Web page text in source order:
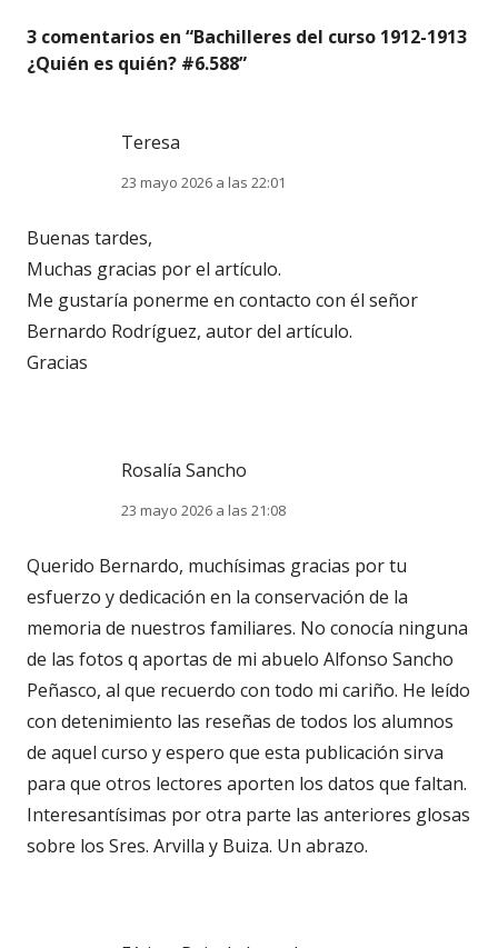
3 comentarios en “Bachilleres del curso 1912-1913
¿Quién es quién? #6.588”
Teresa
23 mayo 2026 a las 22:01
Buenas tardes,
Muchas gracias por el artículo.
Me gustaría ponerme en contacto con él señor
Bernardo Rodríguez, autor del artículo.
Gracias
Rosalía Sancho
23 mayo 2026 a las 21:08
Querido Bernardo, muchísimas gracias por tu
esfuerzo y dedicación en la conservación de la
memoria de nuestros familiares. No conocía ninguna
de las fotos q aportas de mi abuelo Alfonso Sancho
Peñasco, al que recuerdo con todo mi cariño. He leído
con detenimiento las reseñas de todos los alumnos
de aquel curso y espero que esta publicación sirva
para que otros lectores aporten los datos que faltan.
Interesantísimas por otra parte las anteriores glosas
sobre los Sres. Arvilla y Buiza. Un abrazo.